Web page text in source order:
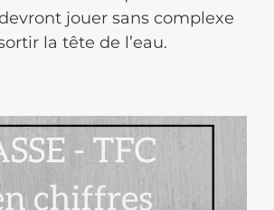
jouer sans complexe
la tête de l’eau.